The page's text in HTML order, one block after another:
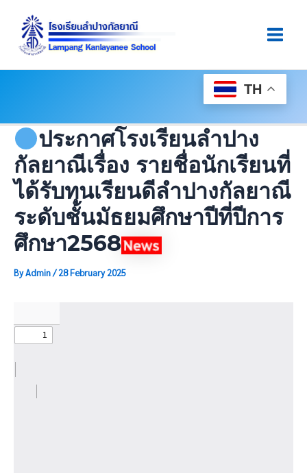
Content
TH
ประกาศโรงเรียนลำปาง
กัลยาณีเรื่อง รายชื่อนักเรียนที่
ได้รับทุนเรียนดีลำปางกัลยาณี
ระดับชั้นมัธยมศึกษาปีที่ปีการ
ศึกษา2568
ByAdmin/28 February 2025
Navigation